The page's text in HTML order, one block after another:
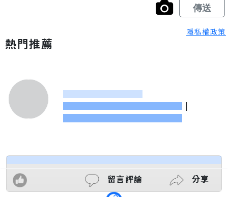
隱私權政策
熱門推薦
|
留言評論 分享